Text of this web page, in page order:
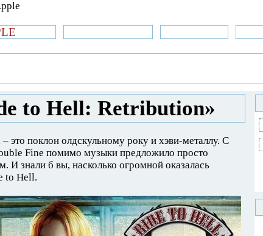
to Hell: Retribution»
это поклон олдскульному року и хэви-металлу. С
Fine помимо музыки предложило просто
знали б вы, насколько огромной оказалась
to Hell.